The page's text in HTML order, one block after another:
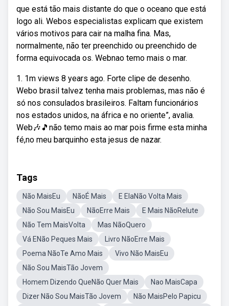
que está tão mais distante do que o oceano que está
logo ali. Webos especialistas explicam que existem
vários motivos para cair na malha fina. Mas,
normalmente, não ter preenchido ou preenchido de
forma equivocada os. Webnao temo mais o mar.
1. 1m views 8 years ago. Forte clipe de desenho.
Webo brasil talvez tenha mais problemas, mas não é
só nos consulados brasileiros. Faltam funcionários
nos estados unidos, na áfrica e no oriente”, avalia.
Web🎶🎵não temo mais ao mar pois firme esta minha
fé,no meu barquinho esta jesus de nazar.
Tags
Não MaisEu NãoÉ Mais
E ElaNão Volta Mais
Não Sou MaisEu
NãoErre Mais
E Mais NãoRelute
Não Tem MaisVolta
Mas NãoQuero
Vá ENão Peques Mais
Livro NãoErre Mais
Poema NãoTe Amo Mais
Vivo Não MaisEu
Não Sou MaisTão Jovem
Homem Dizendo QueNão Quer Mais
Nao MaisCapa
Dizer Não Sou MaisTão Jovem
Não MaisPelo Papicu